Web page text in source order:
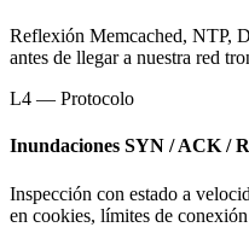
Reflexión Memcached, NTP,
antes de llegar a nuestra red
L4 — Protocolo
Inundaciones SYN / ACK /
Inspección con estado a
en cookies, límites de